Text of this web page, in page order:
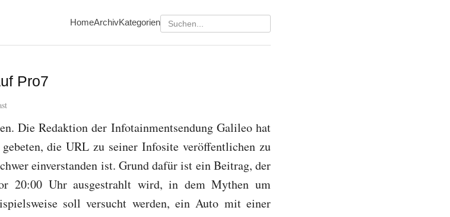
HomeArchivKategorien
Pro7
Die Redaktion der Infotainmentsendung Galileo hat
die URL zu seiner Infosite veröffentlichen zu
einverstanden ist. Grund dafür ist ein Beitrag, der
20:00 Uhr ausgestrahlt wird, in dem Mythen um
soll versucht werden, ein Auto mit einer